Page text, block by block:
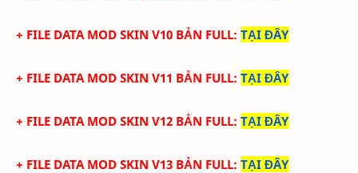
+ FILE DATA MOD SKIN V10 BẢN FULL: TẠI ĐÂY
+ FILE DATA MOD SKIN V11 BẢN FULL: TẠI ĐÂY
+ FILE DATA MOD SKIN V12 BẢN FULL: TẠI ĐÂY
+ FILE DATA MOD SKIN V13 BẢN FULL: TẠI ĐÂY